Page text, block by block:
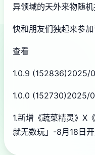
异领域的天外来物随机
快和朋友们独起来参
查看
1.0.9 (152836)2025/
1.0.0 (152730)2025/
1.新增《蔬菜精灵》X
就无数玩」-8月18日